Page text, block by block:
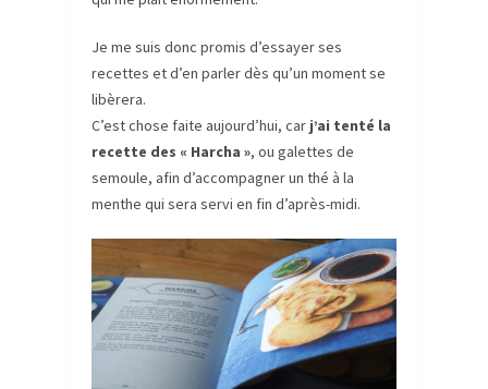
Je me suis donc promis d’essayer ses
recettes et d’en parler dès qu’un moment se
libèrera.
C’est chose faite aujourd’hui, car j’ai tenté la
recette des « Harcha », ou galettes de
semoule, afin d’accompagner un thé à la
menthe qui sera servi en fin d’après-midi.